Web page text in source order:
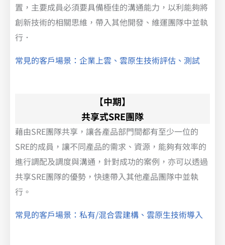
置，主要成員必須要具備極佳的溝通能力，以利能夠將
創新技術的相關思維，帶入其他開發、維運團隊中並執
行．
常見的客戶場景：企業上雲、雲原生技術評估、測試
【中期】
共享式SRE團隊
藉由SRE團隊共享，讓各產品部門間都有至少一位的
SRE的成員，讓不同產品的需求、資源，能夠有效率的
進行調配及調度與溝通，針對成功的案例，亦可以透過
共享SRE團隊的優勢，快速帶入其他產品團隊中並執
行。
常見的客戶場景：私有/混合雲建構、雲原生技術導入